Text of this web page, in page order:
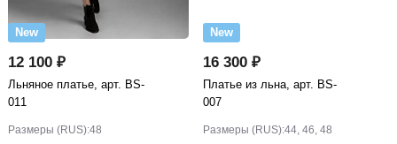
New
12 100 ₽
Льняное платье, арт. BS-
011
Размеры (RUS):48
New
16 300 ₽
Платье из льна, арт. BS-
007
Размеры (RUS):44, 46, 48